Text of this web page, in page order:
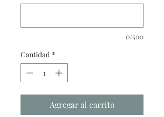
0/500
Cantidad *
Agregar al carrito